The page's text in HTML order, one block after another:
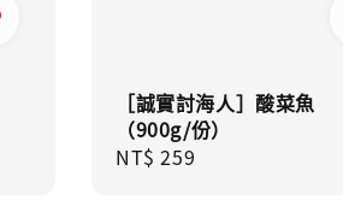
［誠實討海人］酸菜魚
（900g/份）
Regular
NT$ 259